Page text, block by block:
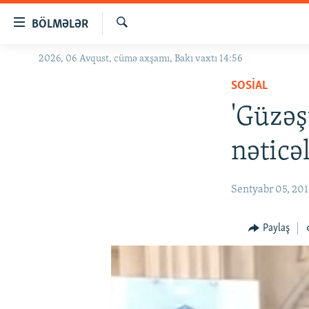
BÖLMƏLƏR
GÜNDƏM
Axtar
2026, 06 Avqust, cümə axşamı, Bakı vaxtı 14:56
SOSIAL
Sentyabr 05,
Paylaş